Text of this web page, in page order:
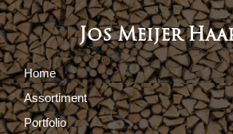
Jos Meijer
Home
Assortiment
Portfolio